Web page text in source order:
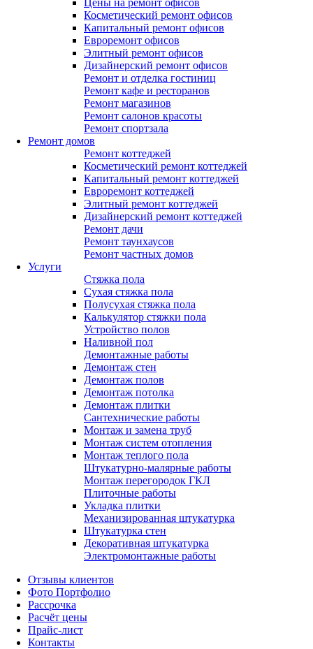
Цены на ремонт офисов
Косметический ремонт офисов
Капитальный ремонт офисов
Евроремонт офисов
Элитный ремонт офисов
Дизайнерский ремонт офисов
Ремонт и отделка гостиниц
Ремонт кафе и ресторанов
Ремонт магазинов
Ремонт салонов красоты
Ремонт спортзала
Ремонт домов
Ремонт коттеджей
Косметический ремонт коттеджей
Капитальный ремонт коттеджей
Евроремонт коттеджей
Элитный ремонт коттеджей
Дизайнерский ремонт коттеджей
Ремонт дачи
Ремонт таунхаусов
Ремонт частных домов
Услуги
Стяжка пола
Сухая стяжка пола
Полусухая стяжка пола
Калькулятор стяжки пола
Устройство полов
Наливной пол
Демонтажные работы
Демонтаж стен
Демонтаж полов
Демонтаж потолка
Демонтаж плитки
Сантехнические работы
Монтаж и замена труб
Монтаж систем отопления
Монтаж теплого пола
Штукатурно-малярные работы
Монтаж перегородок ГКЛ
Плиточные работы
Укладка плитки
Механизированная штукатурка
Штукатурка стен
Декоративная штукатурка
Электромонтажные работы
Отзывы клиентов
Фото Портфолио
Рассрочка
Расчёт цены
Прайс-лист
Контакты